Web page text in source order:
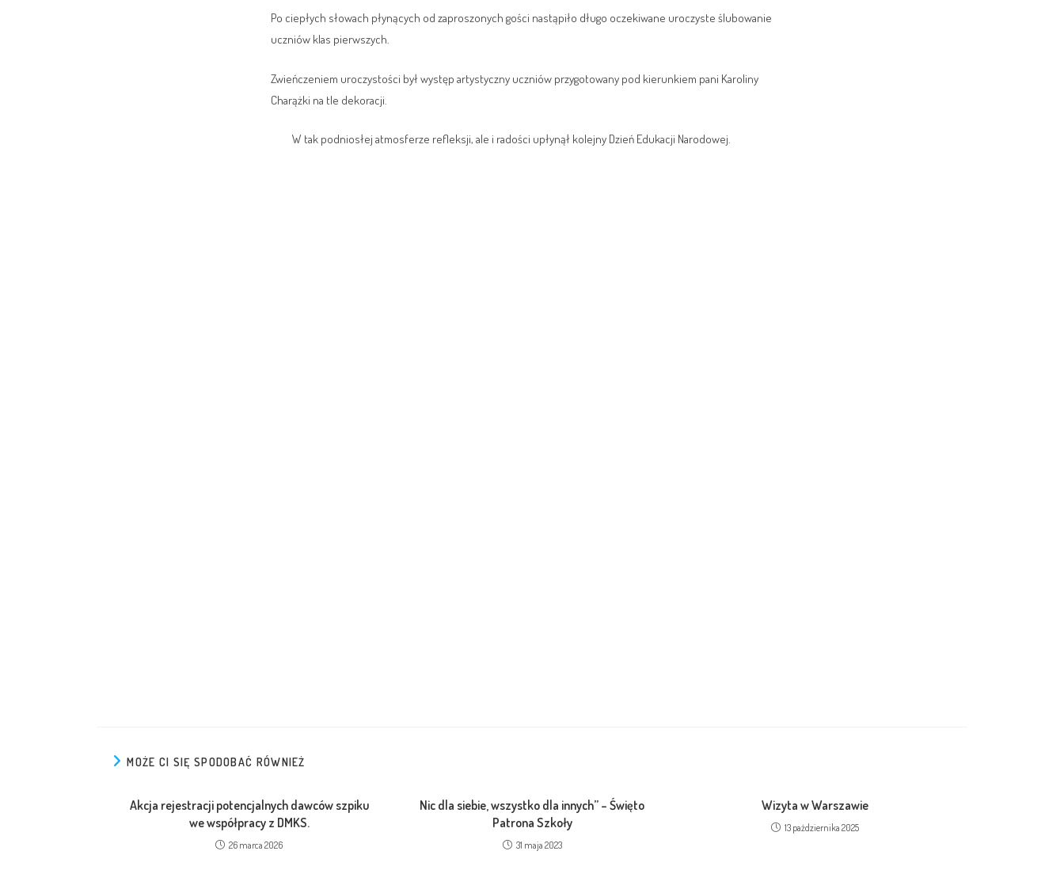
Po ciepłych słowach płynących od zaproszonych gości nastąpiło długo oczekiwane uroczyste ślubowanie
uczniów klas pierwszych.
Zwieńczeniem uroczystości był występ artystyczny uczniów przygotowany pod kierunkiem pani Karoliny
Charążki na tle dekoracji.
W tak podniosłej atmosferze refleksji, ale i radości upłynął kolejny Dzień Edukacji Narodowej.
MOŻE CI SIĘ SPODOBAĆ RÓWNIEŻ
Akcja rejestracji potencjalnych dawców szpiku
we współpracy z DMKS.
26 marca 2026
Nic dla siebie, wszystko dla innych” – Święto
Patrona Szkoły
31 maja 2023
Wizyta w Warszawie
13 października 2025